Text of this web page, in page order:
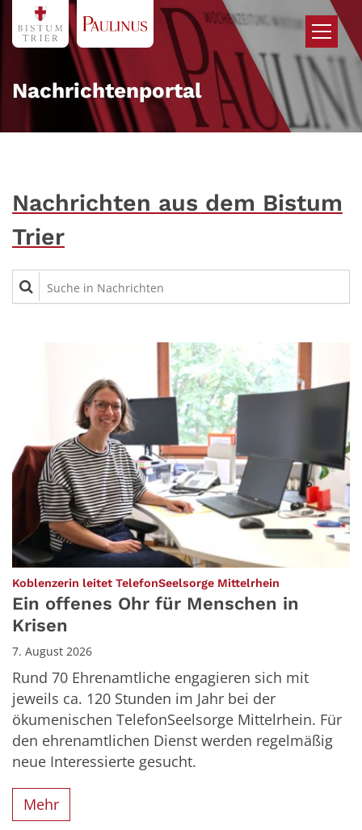
Zum Inhalt springen
Nachrichtenportal
Nachrichten aus dem Bistum
Trier
Suche in Nachrichten
Koblenzerin leitet TelefonSeelsorge Mittelrhein
Ein offenes Ohr für Menschen in
Krisen
7. August 2026
Rund 70 Ehrenamtliche engagieren sich mit
jeweils ca. 120 Stunden im Jahr bei der
ökumenischen TelefonSeelsorge Mittelrhein. Für
den ehrenamtlichen Dienst werden regelmäßig
neue Interessierte gesucht.
Mehr